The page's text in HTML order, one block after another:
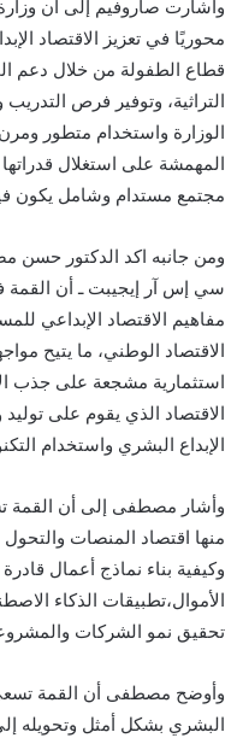
وأشارت صاروفيم إلى أن
محوريًا في تعزيز الاقتصاد
قطاع الطفولة من خلال دعم
التراثية، وتوفير فرص
الوزارة واستخدام متطور ومرن
المهمشة على استغلال
مجتمع مستدام وشامل يكون فيه
ومن جانبه اكد الدكتور
سي إس آر إيجيبت ـ أن القمة
مفاهيم الاقتصاد الإبداعي
الاقتصاد الوطني، ما يتيح
استثمارية مشجعة على جذب
الاقتصاد الذي يقوم على توليد
الإبداع البشري واستخدام
وأشار مصطفى إلى أن القمة
منها اقتصاد المنصات
وكيفية بناء نماذج أعمال
الأموال،تطبيقات الذكاء
تحقيق نمو الشركات
وأوضح مصطفى أن القمة
البشري بشكل أمثل وتحويله